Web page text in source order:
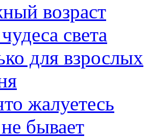
возраст
света
для взрослых
жалуетесь
бывает